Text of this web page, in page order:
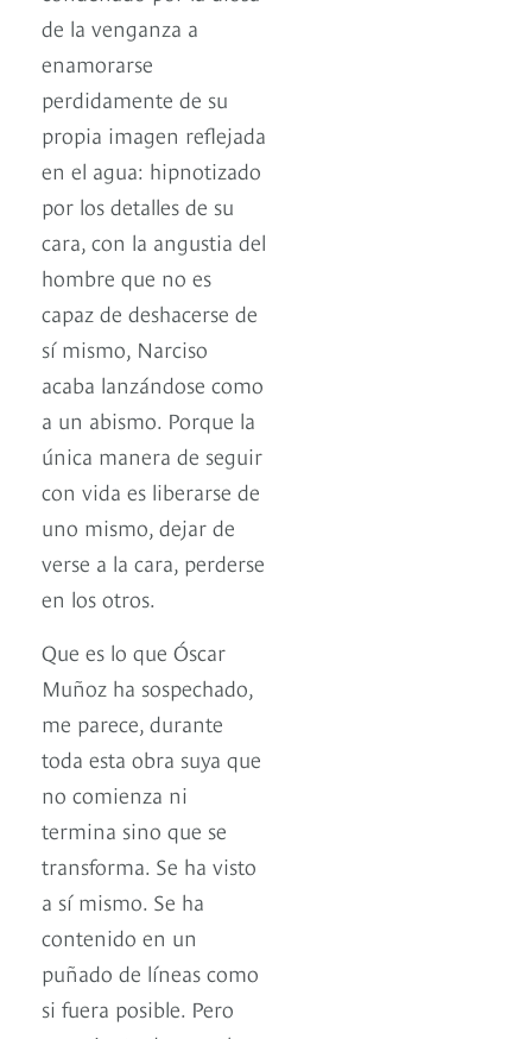
de la venganza a
enamorarse
perdidamente de su
propia imagen reflejada
en el agua: hipnotizado
por los detalles de su
cara, con la angustia del
hombre que no es
capaz de deshacerse de
sí mismo, Narciso
acaba lanzándose como
a un abismo. Porque la
única manera de seguir
con vida es liberarse de
uno mismo, dejar de
verse a la cara, perderse
en los otros.
Que es lo que Óscar
Muñoz ha sospechado,
me parece, durante
toda esta obra suya que
no comienza ni
termina sino que se
transforma. Se ha visto
a sí mismo. Se ha
contenido en un
puñado de líneas como
si fuera posible. Pero